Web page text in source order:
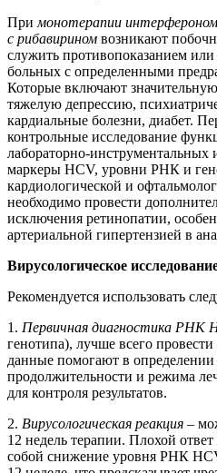
При монотерапии интерфероном
с рибавирином возникают
служить противопоказанием
больных с определенными
Которые включают
тяжелую депрессию,
кардиальные болезни, диабет.
контрольные исследование
лабораторно-инструментальных
маркеры HCV, уровни РНК и
кардиологической и
необходимо провести
исключения ретинопатии,
артериальной гипертензией в
Вирусологическое
Рекомендуется использовать
1. Первичная диагностика РНК
генотипа), лучше всего
данные помогают в
продолжительности и режима
для контроля результатов.
2. Вирусологическая реакция –
12 недель терапии. Плохой
собой снижение уровня РНК